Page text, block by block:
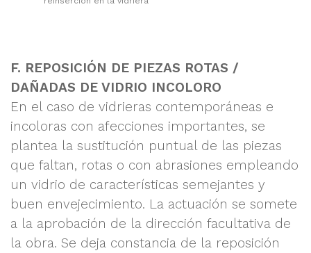
F. REPOSICIÓN DE PIEZAS ROTAS /
DAÑADAS DE VIDRIO INCOLORO
En el caso de vidrieras contemporáneas e
incoloras con afecciones importantes, se
plantea la sustitución puntual de las piezas
que faltan, rotas o con abrasiones empleando
un vidrio de características semejantes y
buen envejecimiento. La actuación se somete
a la aprobación de la dirección facultativa de
la obra. Se deja constancia de la reposición